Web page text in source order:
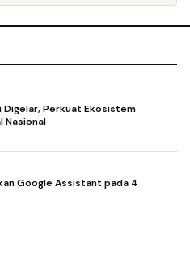
Digelar, Perkuat Ekosistem
Nasional
Google Assistant pada 4